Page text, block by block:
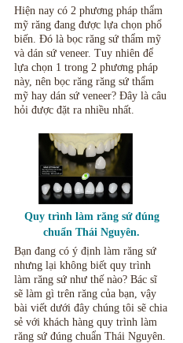
Nguyên.
Hiện nay có 2 phương pháp thẩm
mỹ răng đang được lựa chọn phổ
biến. Đó là bọc răng sứ thẩm mỹ
và dán sứ veneer. Tuy nhiên để
lựa chọn 1 trong 2 phương pháp
này, nên bọc răng răng sứ thẩm
mỹ hay dán sứ veneer? Đây là câu
hỏi được đặt ra nhiều nhất.
Quy trình làm răng sứ đúng
chuẩn Thái Nguyên.
Bạn đang có ý định làm răng sứ
nhưng lại không biết quy trình
làm răng sứ như thế nào? Bác sĩ
sẽ làm gì trên răng của bạn, vậy
bài viết dưới đây chúng tôi sẽ chia
sẻ với khách hàng quy trình làm
răng sứ đúng chuẩn Thái Nguyên.